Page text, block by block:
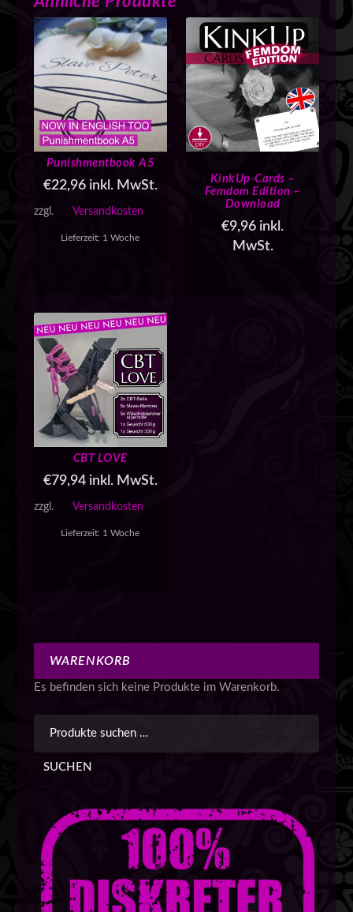
Punishmentbook A5
€22,96 inkl. MwSt.
zzgl. Versandkosten
Lieferzeit: 1 Woche
KinkUp-Cards –
Femdom Edition –
Download
€9,96 inkl.
MwSt.
CBT LOVE
€79,94 inkl. MwSt.
zzgl. Versandkosten
Lieferzeit: 1 Woche
WARENKORB
Es befinden sich keine Produkte im Warenkorb.
SUCHEN